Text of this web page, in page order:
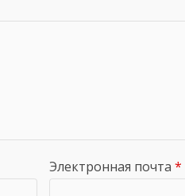
Электронная почта *